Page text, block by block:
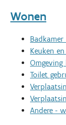
Wonen
Keuken
Omgeving
Toilet
Andere -